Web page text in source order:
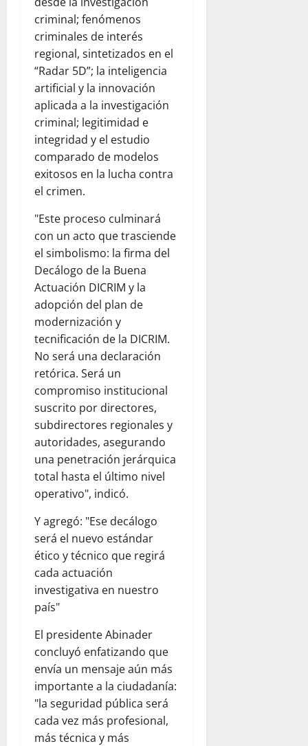
criminal; fenómenos
criminales de interés
regional, sintetizados en el
“Radar 5D”; la inteligencia
artificial y la innovación
aplicada a la investigación
criminal; legitimidad e
integridad y el estudio
comparado de modelos
exitosos en la lucha contra
el crimen.
"Este proceso culminará
con un acto que trasciende
el simbolismo: la firma del
Decálogo de la Buena
Actuación DICRIM y la
adopción del plan de
modernización y
tecnificación de la DICRIM.
No será una declaración
retórica. Será un
compromiso institucional
suscrito por directores,
subdirectores regionales y
autoridades, asegurando
una penetración jerárquica
total hasta el último nivel
operativo", indicó.
Y agregó: "Ese decálogo
será el nuevo estándar
ético y técnico que regirá
cada actuación
investigativa en nuestro
país"
El presidente Abinader
concluyó enfatizando que
envía un mensaje aún más
importante a la ciudadanía:
"la seguridad pública será
cada vez más profesional,
más técnica y más